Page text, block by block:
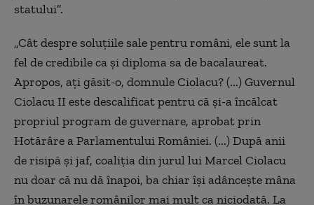
statului”.
„Cât despre soluţiile sale pentru români, ele sunt la
fel de credibile ca şi diploma sa de bacalaureat.
Apropos, aţi găsit-o, domnule Ciolacu? (...) Guvernul
Ciolacu II este descalificat pentru că şi-a încălcat
propriul program de guvernare, aprobat prin
Hotărâre a Parlamentului României. (...) După anii
de risipă şi jaf, coaliţia din jurul lui Marcel Ciolacu
nu doar că nu dă înapoi, ba chiar îşi adânceşte mâna
în buzunarele românilor mai mult ca niciodată. La